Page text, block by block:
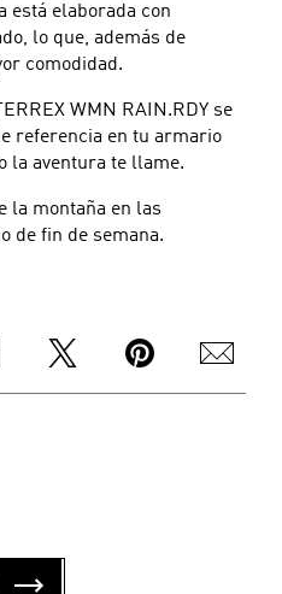
está elaborada con
lo que, además de
comodidad.
WMN RAIN.RDY se
referencia en tu armario
la aventura te llame.
la montaña en las
de fin de semana.